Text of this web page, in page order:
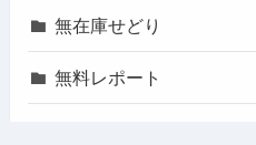
無在庫せどり
無料レポート